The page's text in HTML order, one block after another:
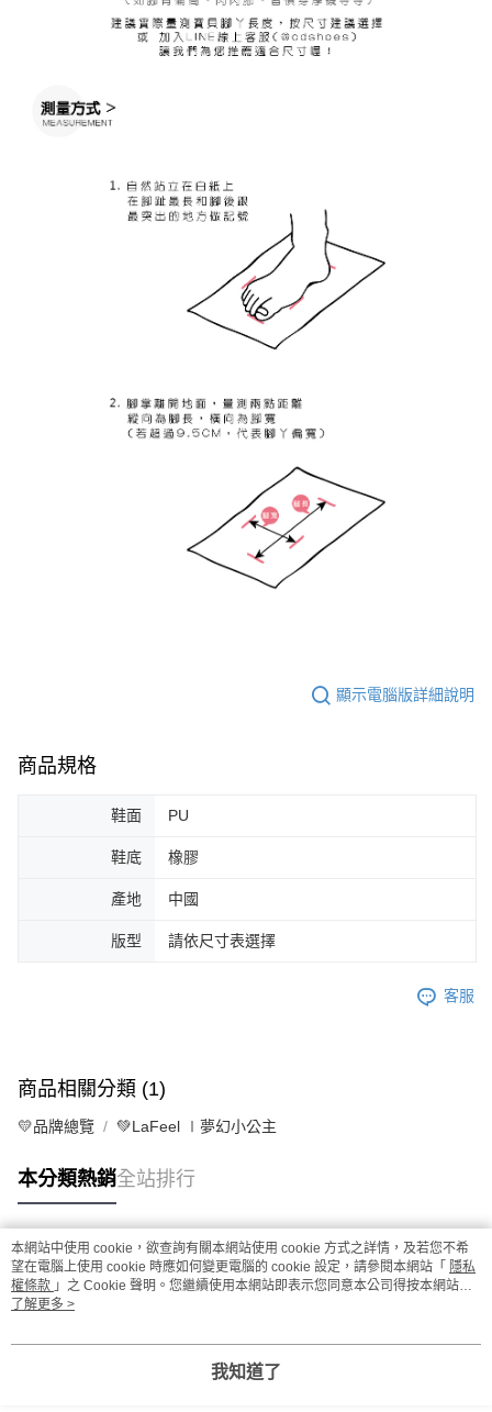
顯示電腦版詳細說明
商品規格
鞋面 PU
鞋底 橡膠
產地 中國
版型 請依尺寸表選擇
客服
商品相關分類 (1)
💛品牌總覽 💚LaFeel ∣夢幻小公主
本分類熱銷全站排行
熱門標籤
本網站中使用 cookie，欲查詢有關本網站使用 cookie 方式之詳情，及若您不希
望在電腦上使用 cookie 時應如何變更電腦的 cookie 設定，請參閱本網站「 隱私
權條款 」之 Cookie 聲明。您繼續使用本網站即表示您同意本公司得按本網站使
用條款之 Cookie 聲明使用 cookie。
了解更多 >
我知道了